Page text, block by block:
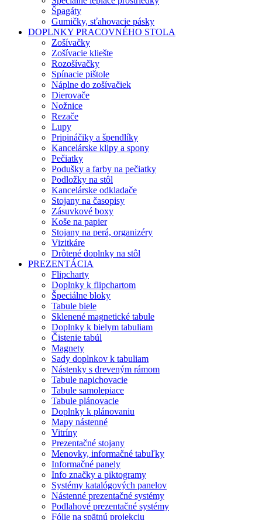
Špagáty
Gumičky, sťahovacie pásky
DOPLNKY PRACOVNÉHO STOLA
Zošívačky
Zošívacie kliešte
Rozošívačky
Spínacie pištole
Náplne do zošívačiek
Dierovače
Nožnice
Rezače
Lupy
Pripináčiky a špendlíky
Kancelárske klipy a spony
Pečiatky
Podušky a farby na pečiatky
Podložky na stôl
Kancelárske odkladače
Stojany na časopisy
Zásuvkové boxy
Koše na papier
Stojany na perá, organizéry
Vizitkáre
Drôtené doplnky na stôl
PREZENTÁCIA
Flipcharty
Doplnky k flipchartom
Špeciálne bloky
Tabule biele
Sklenené magnetické tabule
Doplnky k bielym tabuliam
Čistenie tabúl
Magnety
Sady doplnkov k tabuliam
Nástenky s dreveným rámom
Tabule napichovacie
Tabule samolepiace
Tabule plánovacie
Doplnky k plánovaniu
Mapy nástenné
Vitríny
Prezentačné stojany
Menovky, informačné tabuľky
Informačné panely
Info značky a piktogramy
Systémy katalógových panelov
Nástenné prezentačné systémy
Podlahové prezentačné systémy
Fólie na spätnú projekciu